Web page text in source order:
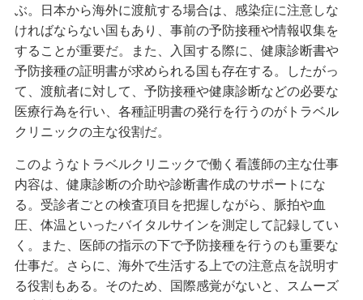
ぶ。日本から海外に渡航する場合は、感染症に注意しな
ければならない国もあり、事前の予防接種や情報収集を
することが重要だ。また、入国する際に、健康診断書や
予防接種の証明書が求められる国も存在する。したがっ
て、渡航者に対して、予防接種や健康診断などの必要な
医療行為を行い、各種証明書の発行を行うのがトラベル
クリニックの主な役割だ。
このようなトラベルクリニックで働く看護師の主な仕事
内容は、健康診断の介助や診断書作成のサポートにな
る。受診者ごとの検査項目を把握しながら、脈拍や血
圧、体温といったバイタルサインを測定して記録してい
く。また、医師の指示の下で予防接種を行うのも重要な
仕事だ。さらに、海外で生活する上での注意点を説明す
る役割もある。そのため、国際感覚がないと、スムーズ